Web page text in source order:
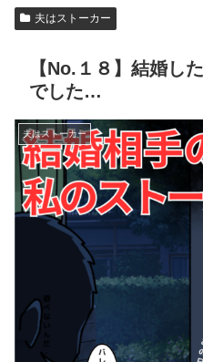
夫はストーカー
【No.１８】結婚し
でした…
夫はストーカー